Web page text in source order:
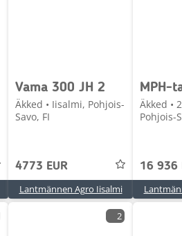
Vama 300 JH 2
Äkked • Iisalmi, Pohjois-
Savo, FI
4773 EUR
Lantmännen Agro Iisalmi
Äkked •
Pohjois-
16 936
2